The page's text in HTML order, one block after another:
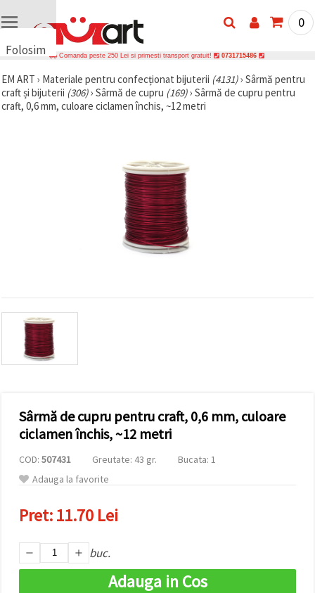
Folosim
uri
🍪 Folosim
cookie-uri
afișa
conținut și
reclame
relevante,
analiză și
marketing.
acord să
utilizați
toate
cookie -
clic pe
"acceptati
să vă
indicați
preferințele
0
Comanda peste 250 Lei si primesti transport gratuit! 0731715486
EM ART › Materiale pentru confecționat bijuterii (4131)› Sârmă pentru
craft și bijuterii (306)› Sârmă de cupru (169)› Sârmă de cupru pentru
craft, 0,6 mm, culoare ciclamen închis, ~12 metri
Sârmă de cupru pentru craft, 0,6 mm, culoare
ciclamen închis, ~12 metri
COD: 507431 Greutate: 43 gr.
Bucata: 1
Adauga la favorite
Pret:11.70 Lei
buc.
Adauga in Cos